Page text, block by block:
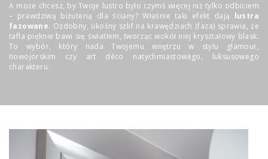
A może chcesz, by Twoje lustro było czymś więcej niż tylko odbiciem
– prawdziwą biżuterią dla ściany? Właśnie taki efekt dają lustra
fazowane. Ozdobny, ukośny szlif na krawędziach (faza) sprawia, że
tafla pięknie bawi się światłem, tworząc wokół niej kryształowy blask.
To wybór, który nada Twojemu wnętrzu w stylu glamour,
nowojorskim czy art déco natychmiastowego, luksusowego
charakteru.